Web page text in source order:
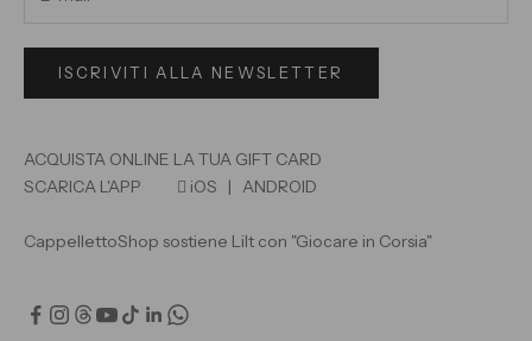
ISCRIVITI ALLA NEWSLETTER
ACQUISTA ONLINE LA TUA GIFT CARD
SCARICA L'APP  iOS | ANDROID
CappellettoShop sostiene Lilt con "Giocare in Corsia"